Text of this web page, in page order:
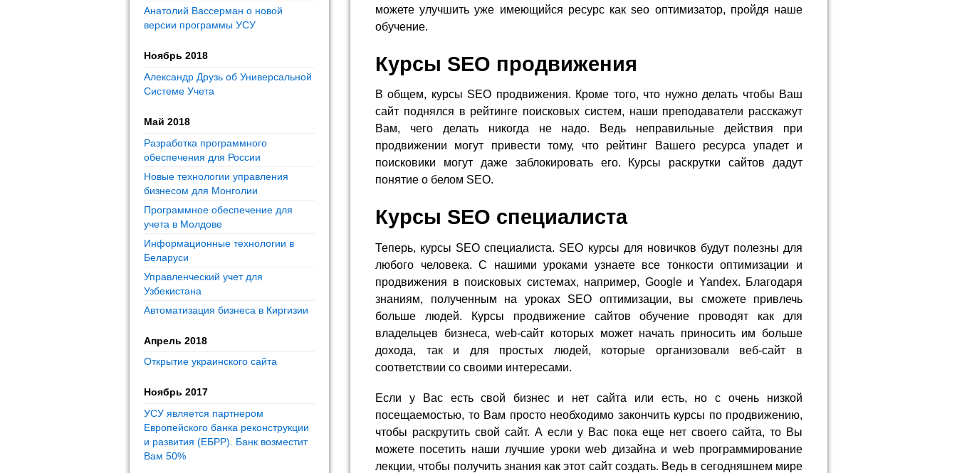
можете улучшить уже имеющийся ресурс как seo оптимизатор, пройдя наше
обучение.
Курсы SEO продвижения
В общем, курсы SEO продвижения. Кроме того, что нужно делать чтобы Ваш
сайт поднялся в рейтинге поисковых систем, наши преподаватели расскажут
Вам, чего делать никогда не надо. Ведь неправильные действия при
продвижении могут привести тому, что рейтинг Вашего ресурса упадет и
поисковики могут даже заблокировать его. Курсы раскрутки сайтов дадут
понятие о белом SEO.
Курсы SEO специалиста
Теперь, курсы SEO специалиста. SEO курсы для новичков будут полезны для
любого человека. С нашими уроками узнаете все тонкости оптимизации и
продвижения в поисковых системах, например, Google и Yandex. Благодаря
знаниям, полученным на уроках SEO оптимизации, вы сможете привлечь
больше людей. Курсы продвижение сайтов обучение проводят как для
владельцев бизнеса, web-сайт которых может начать приносить им больше
дохода, так и для простых людей, которые организовали веб-сайт в
соответствии со своими интересами.
Если у Вас есть свой бизнес и нет сайта или есть, но с очень низкой
посещаемостью, то Вам просто необходимо закончить курсы по продвижению,
чтобы раскрутить свой сайт. А если у Вас пока еще нет своего сайта, то Вы
можете посетить наши лучшие уроки web дизайна и web программирование
лекции, чтобы получить знания как этот сайт создать. Ведь в сегодняшнем мире
Анатолий Вассерман о новой
версии программы УСУ
Ноябрь 2018
Александр Друзь об Универсальной
Системе Учета
Май 2018
Разработка программного
обеспечения для России
Новые технологии управления
бизнесом для Монголии
Программное обеспечение для
учета в Молдове
Информационные технологии в
Беларуси
Управленческий учет для
Узбекистана
Автоматизация бизнеса в Киргизии
Апрель 2018
Открытие украинского сайта
Ноябрь 2017
УСУ является партнером
Европейского банка реконструкции
и развития (ЕБРР). Банк возместит
Вам 50%